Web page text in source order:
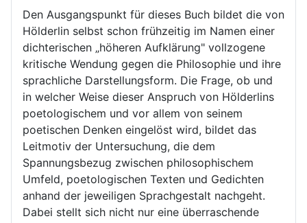
Den Ausgangspunkt für dieses Buch bildet die von
Hölderlin selbst schon frühzeitig im Namen einer
dichterischen „höheren Aufklärung" vollzogene
kritische Wendung gegen die Philosophie und ihre
sprachliche Darstellungsform. Die Frage, ob und
in welcher Weise dieser Anspruch von Hölderlins
poetologischem und vor allem von seinem
poetischen Denken eingelöst wird, bildet das
Leitmotiv der Untersuchung, die dem
Spannungsbezug zwischen philosophischem
Umfeld, poetologischen Texten und Gedichten
anhand der jeweiligen Sprachgestalt nachgeht.
Dabei stellt sich nicht nur eine überraschende